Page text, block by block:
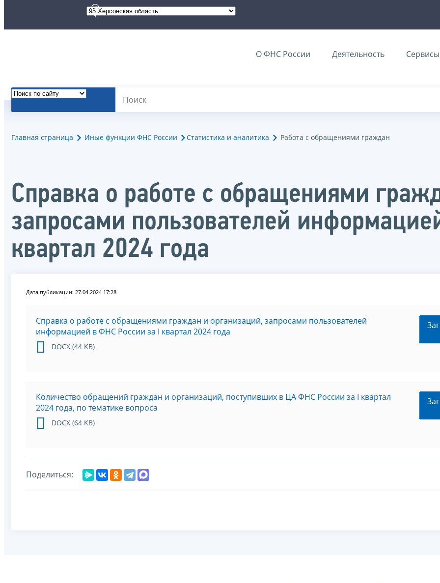
О ФНС России Деятельность Сервисы
Главная страница Иные функции ФНС России Статистика и аналитика Работа с обращениями граждан
Справка о работе с обращениями
запросами пользователей
квартал 2024 года
Дата публикации: 27.04.2024 17:28
Справка о работе с обращениями граждан и организаций, запросами пользователей
информацией в ФНС России за I квартал 2024 года
DOCX (44 KB)
Количество обращений граждан и организаций, поступивших в ЦА ФНС России за I квартал
2024 года, по тематике вопроса
DOCX (64 KB)
Поделиться: